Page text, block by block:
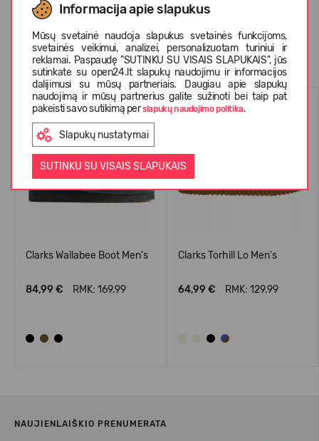
Informacija apie slapukus
Mūsų svetainė naudoja slapukus svetainės funkcijoms,
svetainės veikimui, analizei, personalizuotam turiniui ir
reklamai. Paspaudę "SUTINKU SU VISAIS SLAPUKAIS", jūs
sutinkate su open24.lt slapukų naudojimu ir informacijos
dalijimusi su mūsų partneriais. Daugiau apie slapukų
naudojimą ir mūsų partnerius galite sužinoti bei taip pat
pakeisti savo sutikimą perslapukų naudojimo politika.
Slapukų nustatymai
SUTINKU SU VISAIS SLAPUKAIS
Panašios prekės
Clarks Wallabee Boot Men's
84,99 € RMK: 169.99
Clarks Torhill Lo Men's
64,99 € RMK: 129.99
NAUJIENLAIŠKIO PRENUMERATA